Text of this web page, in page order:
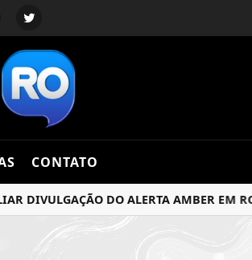
CONTATO
DIVULGAÇÃO DO ALERTA AMBER EM